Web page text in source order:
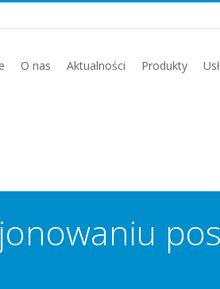
O nas Aktualności Produkty